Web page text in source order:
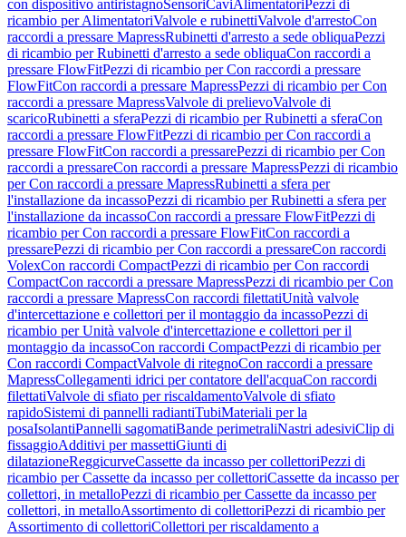
con dispositivo antiristagnoSensoriCaviAlimentatori Pezzi di
ricambio per AlimentatoriValvole e rubinettiValvole d'arrestoCon
raccordi a pressare MapressRubinetti d'arresto a sede obliquaPezzi
di ricambio per Rubinetti d'arresto a sede obliquaCon raccordi a
pressare FlowFitPezzi di ricambio per Con raccordi a pressare
FlowFitCon raccordi a pressare MapressPezzi di ricambio per Con
raccordi a pressare MapressValvole di prelievoValvole di
scaricoRubinetti a sferaPezzi di ricambio per Rubinetti a sferaCon
raccordi a pressare FlowFitPezzi di ricambio per Con raccordi a
pressare FlowFitCon raccordi a pressarePezzi di ricambio per Con
raccordi a pressareCon raccordi a pressare MapressPezzi di ricambio
per Con raccordi a pressare MapressRubinetti a sfera per
l'installazione da incassoPezzi di ricambio per Rubinetti a sfera per
l'installazione da incassoCon raccordi a pressare FlowFitPezzi di
ricambio per Con raccordi a pressare FlowFitCon raccordi a
pressarePezzi di ricambio per Con raccordi a pressareCon raccordi
VolexCon raccordi CompactPezzi di ricambio per Con raccordi
CompactCon raccordi a pressare MapressPezzi di ricambio per Con
raccordi a pressare MapressCon raccordi filettatiUnità valvole
d'intercettazione e collettori per il montaggio da incassoPezzi di
ricambio per Unità valvole d'intercettazione e collettori per il
montaggio da incassoCon raccordi CompactPezzi di ricambio per
Con raccordi CompactValvole di ritegnoCon raccordi a pressare
MapressCollegamenti idrici per contatore dell'acquaCon raccordi
filettatiValvole di sfiato per riscaldamentoValvole di sfiato
rapidoSistemi di pannelli radiantiTubiMateriali per la
posaIsolantiPannelli sagomatiBande perimetraliNastri adesiviClip di
fissaggioAdditivi per massettiGiunti di
dilatazioneReggicurveCassette da incasso per collettoriPezzi di
ricambio per Cassette da incasso per collettoriCassette da incasso per
collettori, in metalloPezzi di ricambio per Cassette da incasso per
collettori, in metalloAssortimento di collettoriPezzi di ricambio per
Assortimento di collettoriCollettori per riscaldamento a